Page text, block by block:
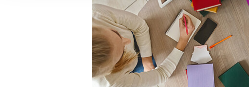
Ihre etwaige Einwilligung
der von Ihnen aufgerufenen und
aufgrund berechtigter Interessen